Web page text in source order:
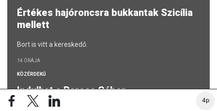
4p
Értékes hajóroncsra bukkantak Szicília
mellett
Bort is vitt a kereskedő.
14 ÓRÁJA
KÖZÉRDEKŰ
Indulhat a Baross Gábor
Vasútfejlesztési Terv uniós projektje –